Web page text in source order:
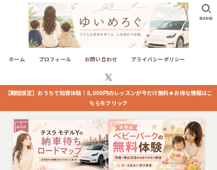
ホーム プロフィール お問い合わせ プライバシーポリシー
SEARCH
【期間限定】おうちで知育体験！8,000円のレッスンが今だけ無料★お得な情報はこ
ちらをクリック